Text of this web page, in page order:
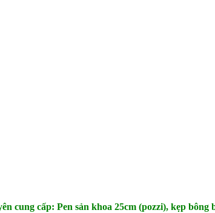
cung cấp: Pen sản khoa 25cm (pozzi), kẹp bông